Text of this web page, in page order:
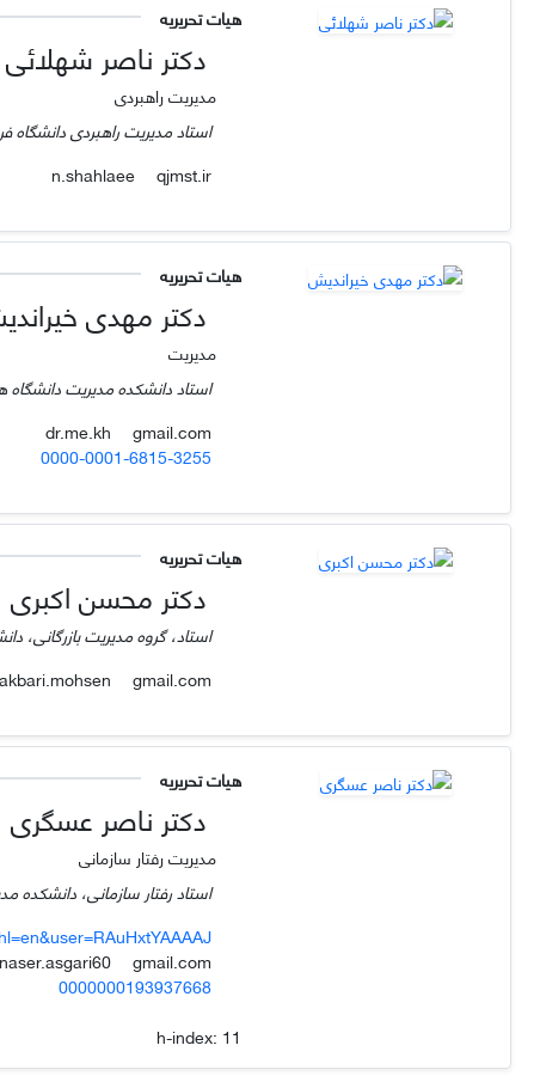
هیات تحریریه
دکتر ناصر شهلائی
مدیریت راهبردی
استاد مدیریت راهبردی دانشگاه
n.shahlaee
qjmst.ir
هیات تحریریه
دکتر مهدی
مدیریت
استاد دانشکده مدیریت
gmail.com
0000-0001-6815-3255
هیات تحریریه
دکتر محسن اکبری
استاد، گروه مدیریت بازرگانی،
gmail.com
هیات تحریریه
دکتر ناصر عسگری
مدیریت رفتار سازمانی
استاد رفتار سازمانی،
gmail.com
0000000193937668
h-index: 11